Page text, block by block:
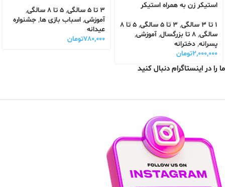
استیکر زن به همراه استیکر
1 تا 3 سالگی , 3 تا 5 سالگی ,
5 تا 8
سالگی, 8 تا بزرگسال , آموزشی,
پسرانه, دخترانه
۲,۰۰۰,۰۰۰تومان
3 تا 5 سالگی , 5 تا 8 سالگی
,
آموزشی, اسباب بازی ها, جشنواره
عیدانه
۷۸۰,۰۰۰تومان
ما را در اینستاگرام دنبال کنید